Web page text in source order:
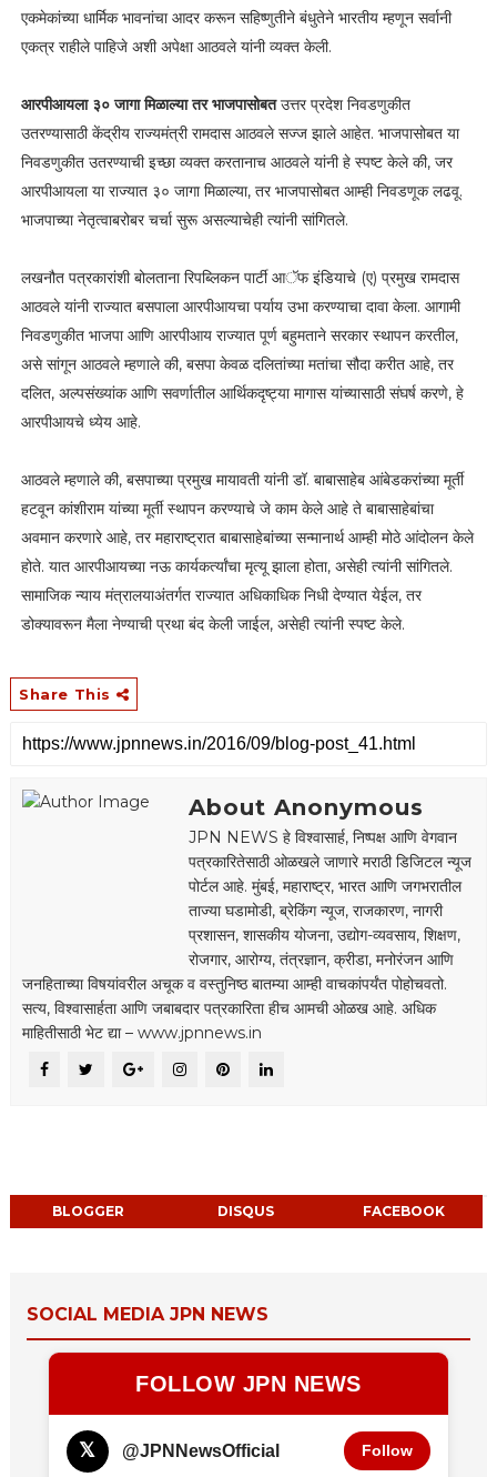
एकमेकांच्या धार्मिक भावनांचा आदर करून सहिष्णुतीने बंधुतेने भारतीय म्हणून सर्वानी
एकत्र राहीले पाहिजे अशी अपेक्षा आठवले यांनी व्यक्त केली.
आरपीआयला ३० जागा मिळाल्या तर भाजपासोबतउत्तर प्रदेश निवडणुकीत
उतरण्यासाठी केंद्रीय राज्यमंत्री रामदास आठवले सज्ज झाले आहेत. भाजपासोबत या
निवडणुकीत उतरण्याची इच्छा व्यक्त करतानाच आठवले यांनी हे स्पष्ट केले की, जर
आरपीआयला या राज्यात ३० जागा मिळाल्या, तर भाजपासोबत आम्ही निवडणूक लढवू.
भाजपाच्या नेतृत्वाबरोबर चर्चा सुरू असल्याचेही त्यांनी सांगितले.
लखनौत पत्रकारांशी बोलताना रिपब्लिकन पार्टी आॅफ इंडियाचे (ए) प्रमुख रामदास
आठवले यांनी राज्यात बसपाला आरपीआयचा पर्याय उभा करण्याचा दावा केला. आगामी
निवडणुकीत भाजपा आणि आरपीआय राज्यात पूर्ण बहुमताने सरकार स्थापन करतील,
असे सांगून आठवले म्हणाले की, बसपा केवळ दलितांच्या मतांचा सौदा करीत आहे, तर
दलित, अल्पसंख्यांक आणि सवर्णातील आर्थिकदृष्ट्या मागास यांच्यासाठी संघर्ष करणे, हे
आरपीआयचे ध्येय आहे.
आठवले म्हणाले की, बसपाच्या प्रमुख मायावती यांनी डॉ. बाबासाहेब आंबेडकरांच्या मूर्ती
हटवून कांशीराम यांच्या मूर्ती स्थापन करण्याचे जे काम केले आहे ते बाबासाहेबांचा
अवमान करणारे आहे, तर महाराष्ट्रात बाबासाहेबांच्या सन्मानार्थ आम्ही मोठे आंदोलन केले
होते. यात आरपीआयच्या नऊ कार्यकर्त्यांचा मृत्यू झाला होता, असेही त्यांनी सांगितले.
सामाजिक न्याय मंत्रालयाअंतर्गत राज्यात अधिकाधिक निधी देण्यात येईल, तर
डोक्यावरून मैला नेण्याची प्रथा बंद केली जाईल, असेही त्यांनी स्पष्ट केले.
Share This
About Anonymous
JPN NEWS हे विश्वासार्ह, निष्पक्ष आणि वेगवान
पत्रकारितेसाठी ओळखले जाणारे मराठी डिजिटल न्यूज
पोर्टल आहे. मुंबई, महाराष्ट्र, भारत आणि जगभरातील
ताज्या घडामोडी, ब्रेकिंग न्यूज, राजकारण, नागरी
प्रशासन, शासकीय योजना, उद्योग-व्यवसाय, शिक्षण,
रोजगार, आरोग्य, तंत्रज्ञान, क्रीडा, मनोरंजन आणि
जनहिताच्या विषयांवरील अचूक व वस्तुनिष्ठ बातम्या आम्ही वाचकांपर्यंत पोहोचवतो.
सत्य, विश्वासार्हता आणि जबाबदार पत्रकारिता हीच आमची ओळख आहे. अधिक
माहितीसाठी भेट द्या – www.jpnnews.in
BLOGGER DISQUS FACEBOOK
SOCIAL MEDIA JPN NEWS
FOLLOW JPN NEWS
𝕏 @JPNNewsOfficial Follow